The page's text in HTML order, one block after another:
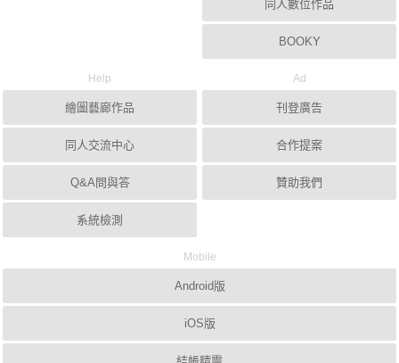
同人數位作品
BOOKY
Help
繪圖藝廊作品
同人交流中心
Q&A問與答
系統檢測
Ad
刊登廣告
合作提案
贊助我們
Mobile
Android版
iOS版